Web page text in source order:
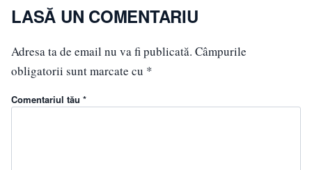
LASĂ UN COMENTARIU
Adresa ta de email nu va fi publicată. Câmpurile
obligatorii sunt marcate cu *
Comentariul tău *